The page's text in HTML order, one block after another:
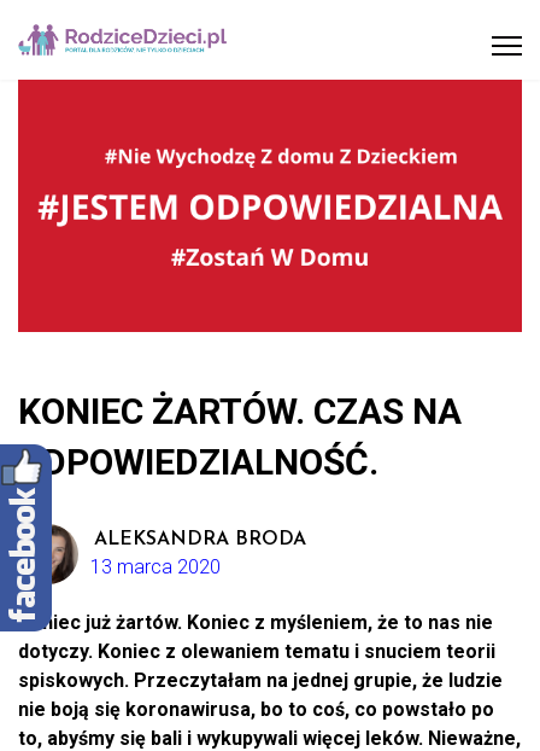
KONIEC ŻARTÓW. CZAS NA
ODPOWIEDZIALNOŚĆ.
ALEKSANDRA BRODA
13 marca 2020
Koniec już żartów. Koniec z myśleniem, że to nas nie
dotyczy. Koniec z olewaniem tematu i snuciem teorii
spiskowych. Przeczytałam na jednej grupie, że ludzie
nie boją się koronawirusa, bo to coś, co powstało po
to, abyśmy się bali i wykupywali więcej leków. Nieważne,